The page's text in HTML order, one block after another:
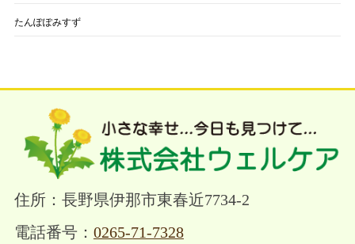
たんぽぽみすず
住所：長野県伊那市東春近7734-2
電話番号： 0265-71-7328